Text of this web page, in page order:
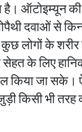
ऑटोइम्यून
दवाओं से
लोगों के
के लिए
किया जा
किसी भी